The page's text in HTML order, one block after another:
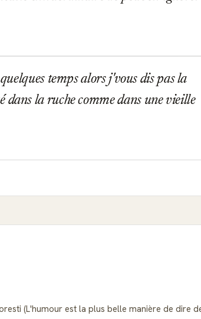
temps alors j'vous dis pas la
dans la ruche comme dans une vieille
(L'humour est la plus belle manière de dire